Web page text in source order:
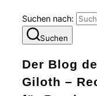
Suchen nach:
Suchen
Der Blog
Giloth –